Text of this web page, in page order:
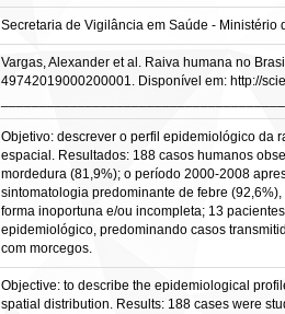
Secretaria de Vigilância em Saúde - Ministério
Vargas, Alexander et al. Raiva humana no
49742019000200001. Disponível em: http://
Objetivo: descrever o perfil epidemiológico da
espacial. Resultados: 188 casos humanos
mordedura (81,9%); o período 2000-2008
sintomatologia predominante de febre
forma inoportuna e/ou incompleta; 13
epidemiológico, predominando casos
com morcegos.
Objective: to describe the epidemiological
spatial distribution. Results: 188 cases were